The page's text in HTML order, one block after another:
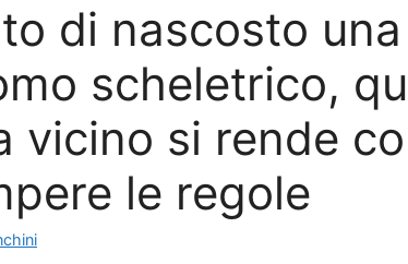
di nascosto
scheletrico,
vicino si rende
le regole